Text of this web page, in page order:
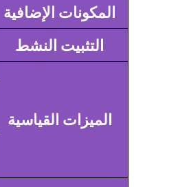
المكونات الإضافية
التثبيت النشط
الميزات القياسية